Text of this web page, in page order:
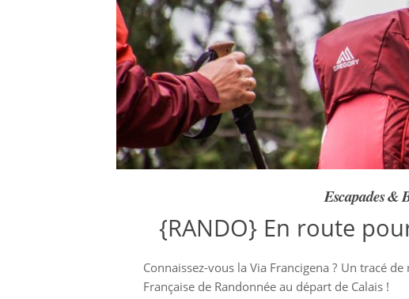
Escapades &
{RANDO} En route
Connaissez-vous la Via Francigena ? Un tracé
Française de Randonnée au départ de Calais !